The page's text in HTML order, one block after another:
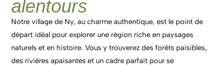
alentours
Notre village de Ny, au charme authentique, est le point de
départ idéal pour explorer une région riche en paysages
naturels et en histoire. Vous y trouverez des forêts paisibles,
des rivières apaisantes et un cadre parfait pour se